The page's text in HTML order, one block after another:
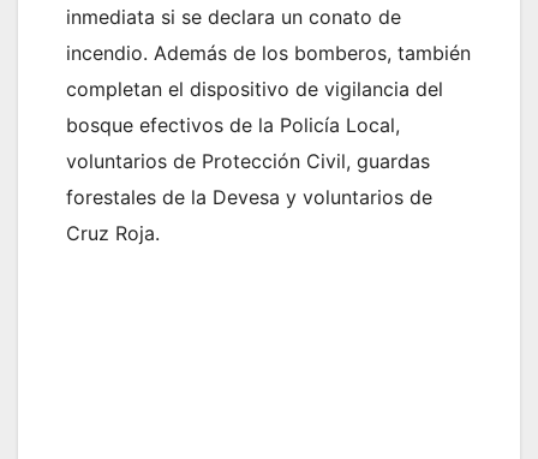
inmediata si se declara un conato de
incendio. Además de los bomberos, también
completan el dispositivo de vigilancia del
bosque efectivos de la Policía Local,
voluntarios de Protección Civil, guardas
forestales de la Devesa y voluntarios de
Cruz Roja.